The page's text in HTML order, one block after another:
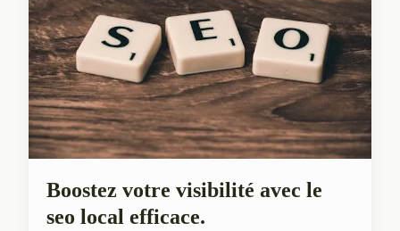
Boostez votre visibilité avec le
seo local efficace.